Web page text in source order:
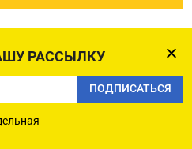
РАССЫЛКУ
ПОДПИСАТЬСЯ
дня -